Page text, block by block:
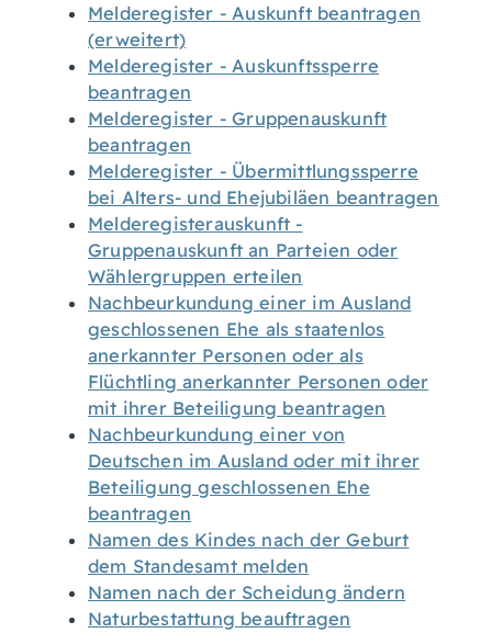
Melderegister - Auskunft beantragen
(erweitert)
Melderegister - Auskunftssperre
beantragen
Melderegister - Gruppenauskunft
beantragen
Melderegister - Übermittlungssperre
bei Alters- und Ehejubiläen beantragen
Melderegisterauskunft -
Gruppenauskunft an Parteien oder
Wählergruppen erteilen
Nachbeurkundung einer im Ausland
geschlossenen Ehe als staatenlos
anerkannter Personen oder als
Flüchtling anerkannter Personen oder
mit ihrer Beteiligung beantragen
Nachbeurkundung einer von
Deutschen im Ausland oder mit ihrer
Beteiligung geschlossenen Ehe
beantragen
Namen des Kindes nach der Geburt
dem Standesamt melden
Namen nach der Scheidung ändern
Naturbestattung beauftragen